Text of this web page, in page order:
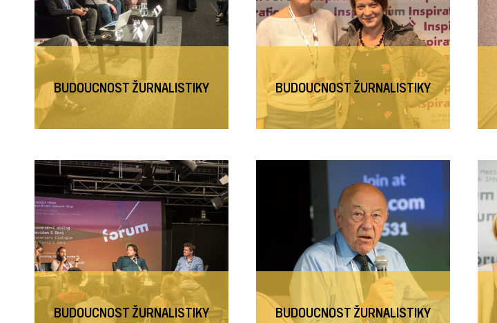
BUDOUCNOST ŽURNALISTIKY BUDOUCNOST ŽURNALISTIKY
BUDOUCNOST ŽURNALISTIKY BUDOUCNOST ŽURNALISTIKY